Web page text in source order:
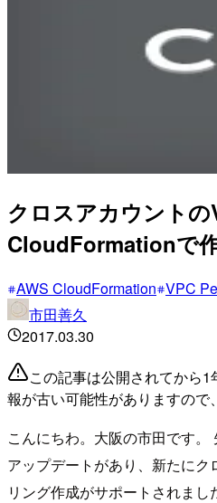
クロスアカウント
CloudFormationで
AWS CloudFormation VPC
市田善久
2017.03.30
この記事は公開されてから
報が古い可能性がありますので
こんにちわ。大阪の市田です
アップデートがあり、新たに
リング作成がサポートされまし